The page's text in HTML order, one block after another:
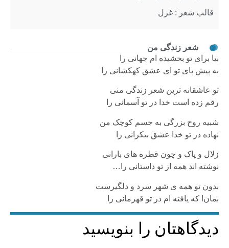
شعر زندگی من
بیا برای تو بخشیده ام جهانی را
به پیش پای تو ای عشق کهکشانی را
تو عاشقانه ترین شعر زندگی منی
رقم زده است خدا در تو آسمانی را
شبیه روح بزرگی به جسم کوچک من
نهاده در تو خدا عشق بیکرانی را
زلال و پاک و چون قطره های بارانی
نوشته اند همه از تو داستانی را…
بدون تو همه ی شهر سرد و دلگیرست
بمان! که یافته ام در تو قهرمانی را
دیدگاهتان را بنویسید
قالب شعر : غزل